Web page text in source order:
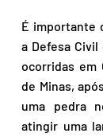
É importante
a Defesa Civil
ocorridas em
de Minas,
uma pedra
atingir uma